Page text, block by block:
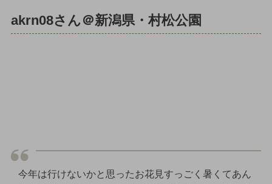
akrn08さん＠新潟県・村松公園
今年は行けないかと思ったお花見すっごく暑くてあん